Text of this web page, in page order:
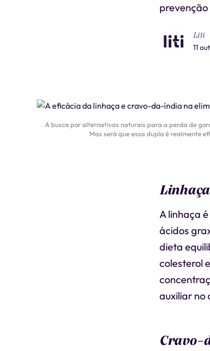
Liti
11
A busca por alternativas naturais para a perda de
Mas será que essa dupla é realmente
A linhaça
ácidos
dieta
colesterol
auxiliar no
Cravo-